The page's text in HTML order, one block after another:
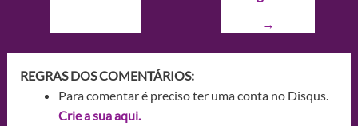
→
REGRAS DOS COMENTÁRIOS:
Para comentar é preciso ter uma conta no Disqus.
Crie a sua aqui.